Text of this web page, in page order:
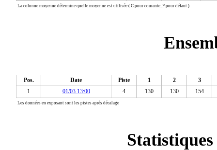
La colonne moyenne détermine quelle moyenne est utilisée ( C pour courante, P pour défaut )
Pos. Date Piste 1 2
3
1
01/03 13:00 4 130 130 154
Les données en exposant sont les pistes après décalage